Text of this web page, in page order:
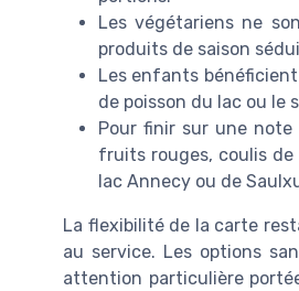
Les végétariens ne
produits de saison
Les enfants
de poisson du lac ou
Pour finir sur une
fruits rouges, coulis
lac Annecy ou de
La flexibilité de la carte
au service. Les options
attention particulière